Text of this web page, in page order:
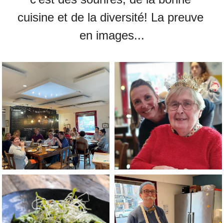
cuisine et de la diversité! La preuve
en images...